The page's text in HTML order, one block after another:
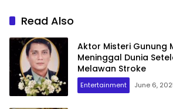
Read Also
Aktor Misteri Gunung
Meninggal Dunia
Melawan Stroke
Entertainment June 6,